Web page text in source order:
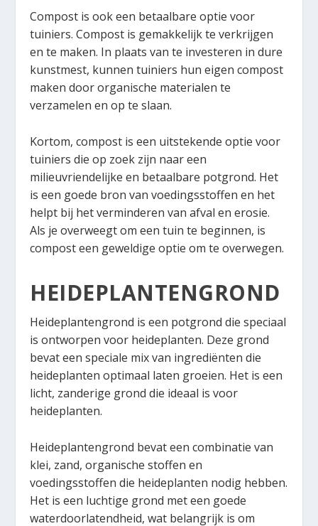
Compost is ook een betaalbare optie voor
tuiniers. Compost is gemakkelijk te verkrijgen
en te maken. In plaats van te investeren in dure
kunstmest, kunnen tuiniers hun eigen compost
maken door organische materialen te
verzamelen en op te slaan.
Kortom, compost is een uitstekende optie voor
tuiniers die op zoek zijn naar een
milieuvriendelijke en betaalbare potgrond. Het
is een goede bron van voedingsstoffen en het
helpt bij het verminderen van afval en erosie.
Als je overweegt om een tuin te beginnen, is
compost een geweldige optie om te overwegen.
HEIDEPLANTENGROND
Heideplantengrond is een potgrond die speciaal
is ontworpen voor heideplanten. Deze grond
bevat een speciale mix van ingrediënten die
heideplanten optimaal laten groeien. Het is een
licht, zanderige grond die ideaal is voor
heideplanten.
Heideplantengrond bevat een combinatie van
klei, zand, organische stoffen en
voedingsstoffen die heideplanten nodig hebben.
Het is een luchtige grond met een goede
waterdoorlatendheid, wat belangrijk is om